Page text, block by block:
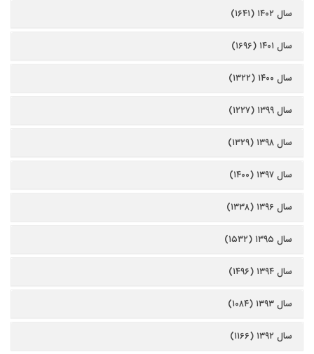
سال ۱۴۰۲ (۱۶۴۱)
سال ۱۴۰۱ (۱۶۹۶)
سال ۱۴۰۰ (۱۳۲۲)
سال ۱۳۹۹ (۱۲۲۷)
سال ۱۳۹۸ (۱۳۲۹)
سال ۱۳۹۷ (۱۴۰۰)
سال ۱۳۹۶ (۱۳۳۸)
سال ۱۳۹۵ (۱۵۳۲)
سال ۱۳۹۴ (۱۴۹۶)
سال ۱۳۹۳ (۱۰۸۴)
سال ۱۳۹۲ (۱۱۶۶)